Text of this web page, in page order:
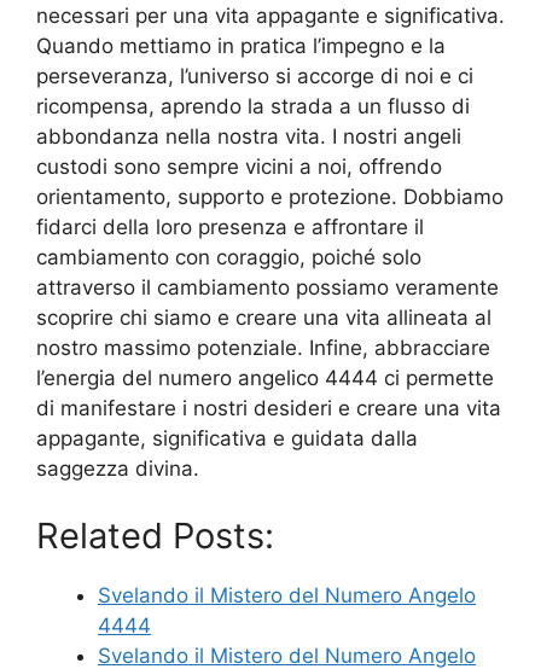
necessari per una vita appagante e significativa.
Quando mettiamo in pratica l’impegno e la
perseveranza, l’universo si accorge di noi e ci
ricompensa, aprendo la strada a un flusso di
abbondanza nella nostra vita. I nostri angeli
custodi sono sempre vicini a noi, offrendo
orientamento, supporto e protezione. Dobbiamo
fidarci della loro presenza e affrontare il
cambiamento con coraggio, poiché solo
attraverso il cambiamento possiamo veramente
scoprire chi siamo e creare una vita allineata al
nostro massimo potenziale. Infine, abbracciare
l’energia del numero angelico 4444 ci permette
di manifestare i nostri desideri e creare una vita
appagante, significativa e guidata dalla
saggezza divina.
Related Posts:
Svelando il Mistero del Numero Angelo
4444
Svelando il Mistero del Numero Angelo